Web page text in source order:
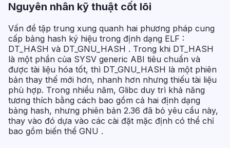
Nguyên nhân kỹ thuật cốt lõi
Vấn đề tập trung xung quanh hai phương pháp cung
cấp bảng hash ký hiệu trong định dạng ELF :
DT_HASH và DT_GNU_HASH . Trong khi DT_HASH
là một phần của SYSV generic ABI tiêu chuẩn và
được tài liệu hóa tốt, thì DT_GNU_HASH là một phiên
bản thay thế mới hơn, nhanh hơn nhưng thiếu tài liệu
phù hợp. Trong nhiều năm, Glibc duy trì khả năng
tương thích bằng cách bao gồm cả hai định dạng
bảng hash, nhưng phiên bản 2.36 đã bỏ yêu cầu này,
thay vào đó dựa vào các cài đặt mặc định có thể chỉ
bao gồm biến thể GNU .